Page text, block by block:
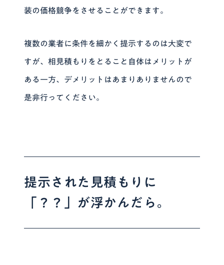
装の価格競争をさせることができます。
複数の業者に条件を細かく提示するのは大変で
すが、相見積もりをとること自体はメリットが
ある一方、デメリットはあまりありませんので
是非行ってください。
提示された見積もりに
「？？」が浮かんだら。